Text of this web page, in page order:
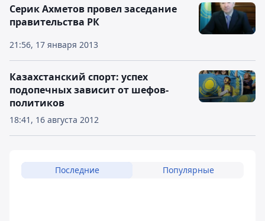
21:56, 17 января 2013
Серик Ахметов провел заседание
правительства РК
18:41, 16 августа 2012
Казахстанский спорт: успех
подопечных зависит от шефов-
политиков
Последние Популярные